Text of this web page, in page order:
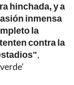
hinchada, y a
inmensa
la
contra la
,